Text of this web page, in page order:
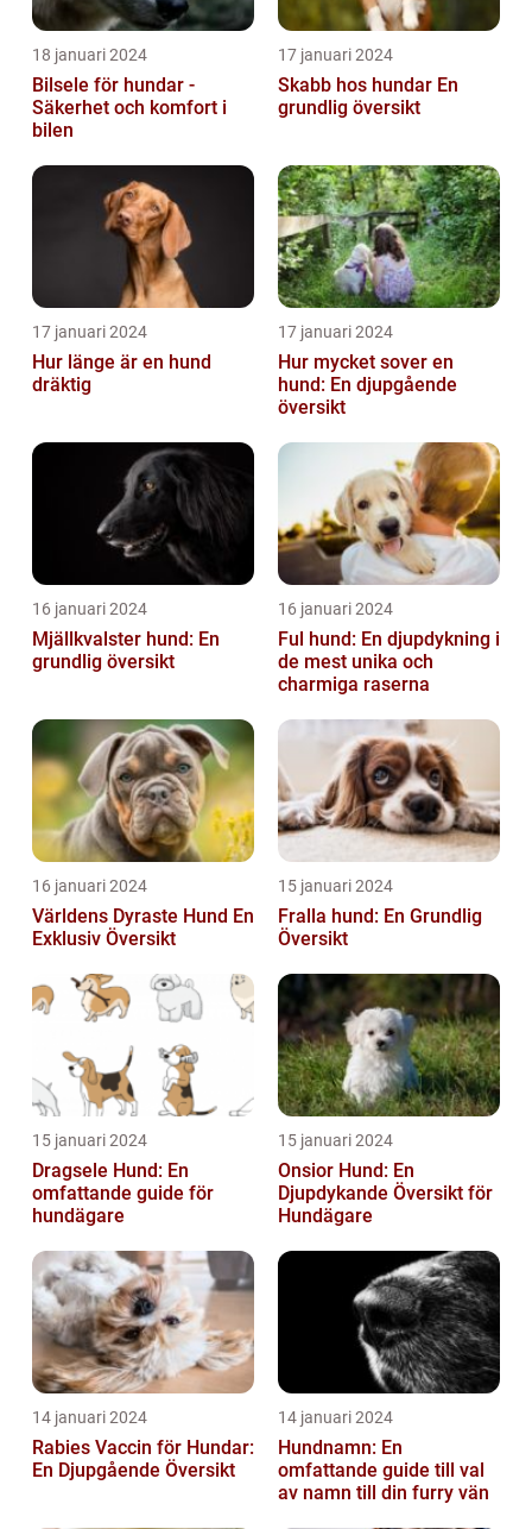
18 januari 2024
Bilsele för hundar -
Säkerhet och komfort i
bilen
17 januari 2024
Skabb hos hundar En
grundlig översikt
17 januari 2024
Hur länge är en hund
dräktig
17 januari 2024
Hur mycket sover en
hund: En djupgående
översikt
16 januari 2024
Mjällkvalster hund: En
grundlig översikt
16 januari 2024
Ful hund: En djupdykning i
de mest unika och
charmiga raserna
16 januari 2024
Världens Dyraste Hund En
Exklusiv Översikt
15 januari 2024
Fralla hund: En Grundlig
Översikt
15 januari 2024
Dragsele Hund: En
omfattande guide för
hundägare
15 januari 2024
Onsior Hund: En
Djupdykande Översikt för
Hundägare
14 januari 2024
Rabies Vaccin för Hundar:
En Djupgående Översikt
14 januari 2024
Hundnamn: En
omfattande guide till val
av namn till din furry vän